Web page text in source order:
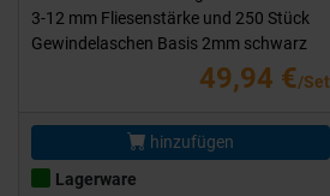
3-12 mm Fliesenstärke und 250 Stück
Gewindelaschen Basis 2mm schwarz
49,94 €/Set
hinzufügen
Lagerware